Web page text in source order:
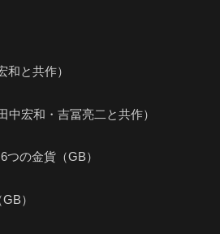
と共作）
中宏和・吉冨亮二と共作）
の金貨（GB）
）